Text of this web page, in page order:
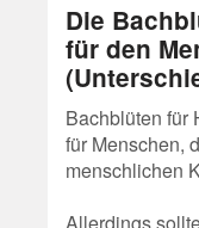
Die
für den
Bachblüten für
für Menschen,
menschlichen
Allerdings